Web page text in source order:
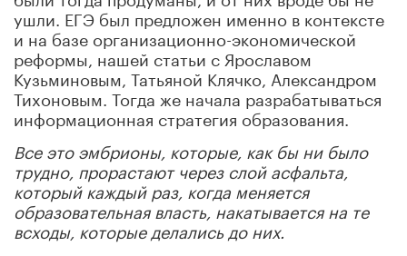
ушли. ЕГЭ был предложен именно в контексте
и на базе организационно-экономической
реформы, нашей статьи с Ярославом
Кузьминовым, Татьяной Клячко, Александром
Тихоновым. Тогда же начала разрабатываться
информационная стратегия образования.
Все это эмбрионы, которые, как бы ни было
трудно, прорастают через слой асфальта,
который каждый раз, когда меняется
образовательная власть, накатывается на те
всходы, которые делались до них.